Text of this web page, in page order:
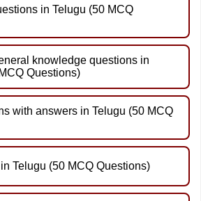
in Telugu (50 MCQ
knowledge questions in
Questions)
with answers in Telugu (50 MCQ
Telugu (50 MCQ Questions)